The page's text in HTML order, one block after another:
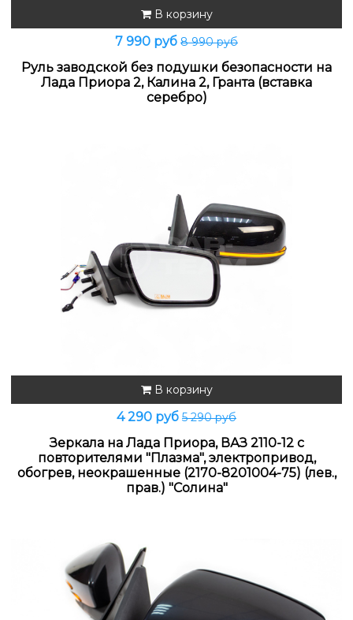
В корзину
7 990 руб 8 990 руб
Руль заводской без подушки безопасности на
Лада Приора 2, Калина 2, Гранта (вставка
серебро)
В корзину
4 290 руб 5 290 руб
Зеркала на Лада Приора, ВАЗ 2110-12 с
повторителями "Плазма", электропривод,
обогрев, неокрашенные (2170-8201004-75) (лев.,
прав.) "Солина"